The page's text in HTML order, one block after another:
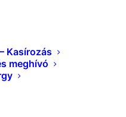
Kasírozás
meghívó